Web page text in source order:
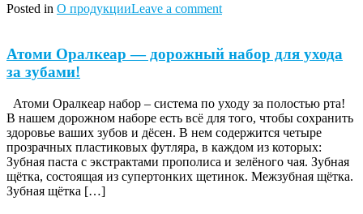
Posted in О продукцииLeave a comment
Атоми Оралкеар — дорожный набор для ухода
за зубами!
Атоми Оралкеар набор – система по уходу за полостью рта!
В нашем дорожном наборе есть всё для того, чтобы сохранить
здоровье ваших зубов и дёсен. В нем содержится четыре
прозрачных пластиковых футляра, в каждом из которых:
Зубная паста с экстрактами прополиса и зелёного чая. Зубная
щётка, состоящая из супертонких щетинок. Межзубная щётка.
Зубная щётка […]